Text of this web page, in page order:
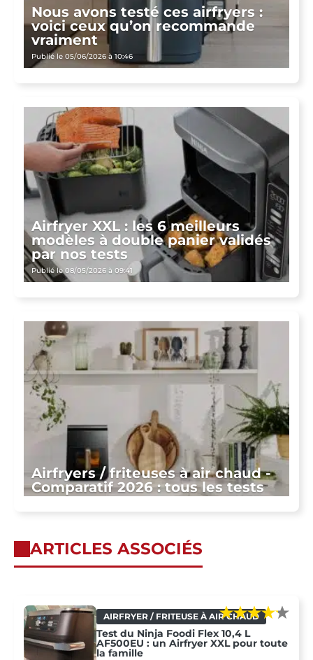
Nous avons testé ces airfryers :
voici ceux qu’on recommande
vraiment
Publié le 05/06/2026 à 10:46
Airfryer XXL : les 6 meilleurs
modèles à double panier validés
par nos tests
Publié le 08/05/2026 à 09:41
Airfryers / friteuses à air chaud -
Comparatif 2026 : tous les tests
ARTICLES ASSOCIÉS
AIRFRYER / FRITEUSE À AIR CHAUD
Test du Ninja Foodi Flex 10,4 L
AF500EU : un Airfryer XXL pour toute
la famille